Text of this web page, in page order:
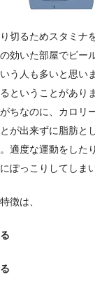
切るためスタミナ
効いた部屋でビー
う人も多いと思い
ということがあり
ちなのに、カロリ
が出来ずに脂肪と
適度な運動をした
ぽっこりしてしま
徴は、